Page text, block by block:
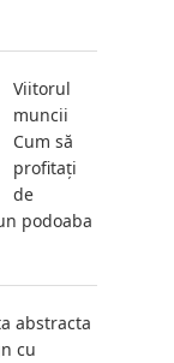
Viitorul
muncii
Cum să
profitați
de
podoaba
abstracta
cu